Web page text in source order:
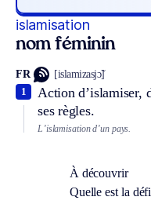
islamisation
nom féminin
FR [islamizasjɔ̃]
Action d’islamiser,
ses règles.
1
L’islamisation d’un pays.
À découvrir
Quelle est la